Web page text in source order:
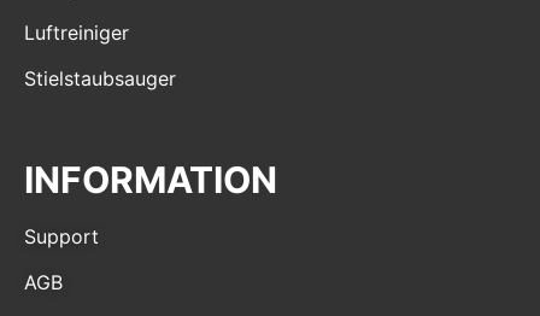
Luftreiniger
Stielstaubsauger
INFORMATION
Support
AGB